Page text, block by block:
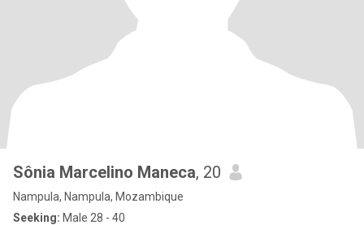
Sônia Marcelino Maneca, 20
Nampula, Nampula, Mozambique
Seeking: Male 28 - 40